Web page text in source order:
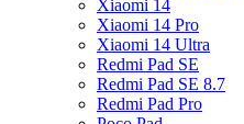
Xiaomi 14
Xiaomi 14 Pro
Xiaomi 14 Ultra
Redmi Pad SE
Redmi Pad SE 8.7
Redmi Pad Pro